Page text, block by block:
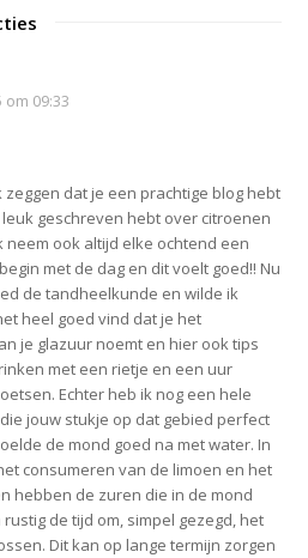
om 09:33
zeggen dat je een prachtige blog hebt
geschreven hebt over citroenen
neem ook altijd elke ochtend een
met de dag en dit voelt goed!! Nu
de tandheelkunde en wilde ik
heel goed vind dat je het
je glazuur noemt en hier ook tips
met een rietje en een uur
Echter heb ik nog een hele
jouw stukje op dat gebied perfect
de mond goed na met water. In
consumeren van de limoen en het
hebben de zuren die in de mond
de tijd om, simpel gezegd, het
Dit kan op lange termijn zorgen